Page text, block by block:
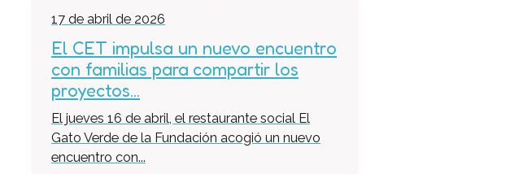
17 de abril de 2026
El CET impulsa un nuevo encuentro
con familias para compartir los
proyectos...
El jueves 16 de abril, el restaurante social El
Gato Verde de la Fundación acogió un nuevo
encuentro con...